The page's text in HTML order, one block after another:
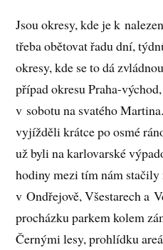
Jsou okresy, kde je k
třeba obětovat řadu dní,
okresy, kde se to dá
případ okresu Praha-
v sobotu na svatého
vyjížděli krátce po osmé
už byli na karlovarské
hodiny mezi tím nám stačily
v Ondřejově, Všestarech a
procházku parkem kolem
Černými lesy, prohlídku